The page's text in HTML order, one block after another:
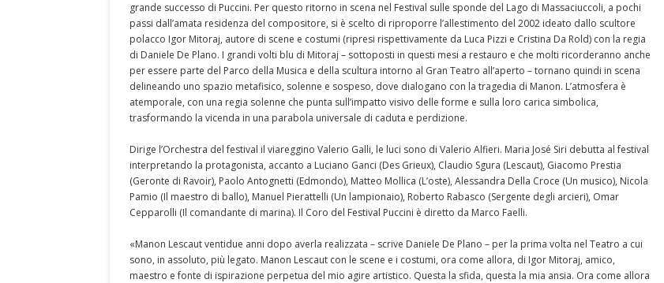
grande successo di Puccini. Per questo ritorno in scena nel Festival sulle sponde del Lago di Massaciuccoli, a pochi
passi dall’amata residenza del compositore, si è scelto di riproporre l’allestimento del 2002 ideato dallo scultore
polacco Igor Mitoraj, autore di scene e costumi (ripresi rispettivamente da Luca Pizzi e Cristina Da Rold) con la regia
di Daniele De Plano. I grandi volti blu di Mitoraj – sottoposti in questi mesi a restauro e che molti ricorderanno anche
per essere parte del Parco della Musica e della scultura intorno al Gran Teatro all’aperto – tornano quindi in scena
delineando uno spazio metafisico, solenne e sospeso, dove dialogano con la tragedia di Manon. L’atmosfera è
atemporale, con una regia solenne che punta sull’impatto visivo delle forme e sulla loro carica simbolica,
trasformando la vicenda in una parabola universale di caduta e perdizione.
Dirige l’Orchestra del festival il viareggino Valerio Galli, le luci sono di Valerio Alfieri. Maria José Siri debutta al festival
interpretando la protagonista, accanto a Luciano Ganci (Des Grieux), Claudio Sgura (Lescaut), Giacomo Prestia
(Geronte di Ravoir), Paolo Antognetti (Edmondo), Matteo Mollica (L’oste), Alessandra Della Croce (Un musico), Nicola
Pamio (Il maestro di ballo), Manuel Pierattelli (Un lampionaio), Roberto Rabasco (Sergente degli arcieri), Omar
Cepparolli (Il comandante di marina). Il Coro del Festival Puccini è diretto da Marco Faelli.
«Manon Lescaut ventidue anni dopo averla realizzata – scrive Daniele De Plano – per la prima volta nel Teatro a cui
sono, in assoluto, più legato. Manon Lescaut con le scene e i costumi, ora come allora, di Igor Mitoraj, amico,
maestro e fonte di ispirazione perpetua del mio agire artistico. Questa la sfida, questa la mia ansia. Ora come allora